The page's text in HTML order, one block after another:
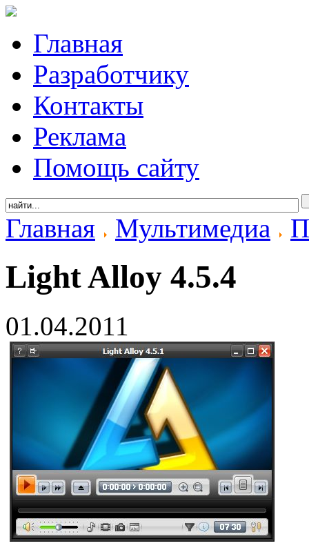
Главная
Разработчику
Контакты
Реклама
Помощь сайту
Главная Мультимедиа
Light Alloy 4.5.4
01.04.2011